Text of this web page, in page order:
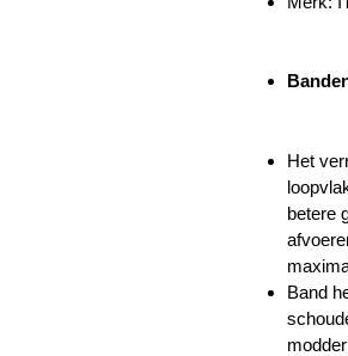
Het
betere
Band